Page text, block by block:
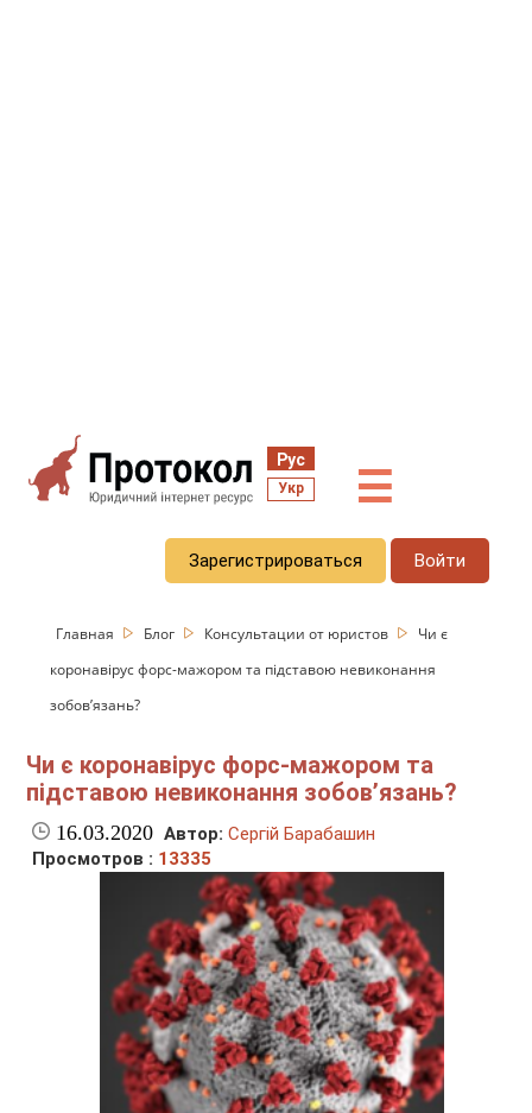
Рус
Укр ☰
Зарегистрироваться Войти
Главная Блог Консультации от юристов
Чи є
коронавірус форс-мажором та підставою невиконання
зобов’язань?
Чи є коронавірус форс-мажором та
підставою невиконання зобов’язань?
16.03.2020 Автор: Сергій Барабашин
Просмотров : 13335